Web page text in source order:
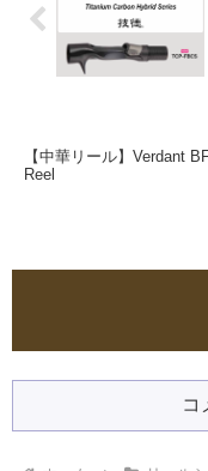
【中華リール】Verdant
Reel
コ